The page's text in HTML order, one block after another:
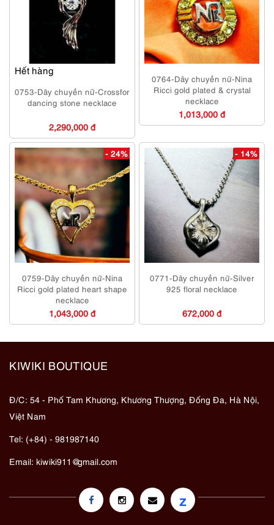
Hết hàng
0753-Dây chuyền nữ-Crossfor
dancing stone necklace
2,290,000 đ
0764-Dây chuyền nữ-Nina
Ricci gold plated & crystal
necklace
1,013,000 đ
- 24%
0759-Dây chuyền nữ-Nina
Ricci gold plated heart shape
necklace
1,043,000 đ
- 14%
0771-Dây chuyền nữ-Silver
925 floral necklace
672,000 đ
KIWIKI BOUTIQUE
Đ/C: 54 - Phố Tam Khương, Khương Thượng, Đống Đa, Hà Nội,
Việt Nam
Tel: (+84) - 981987140
Email: kiwiki911@gmail.com
z